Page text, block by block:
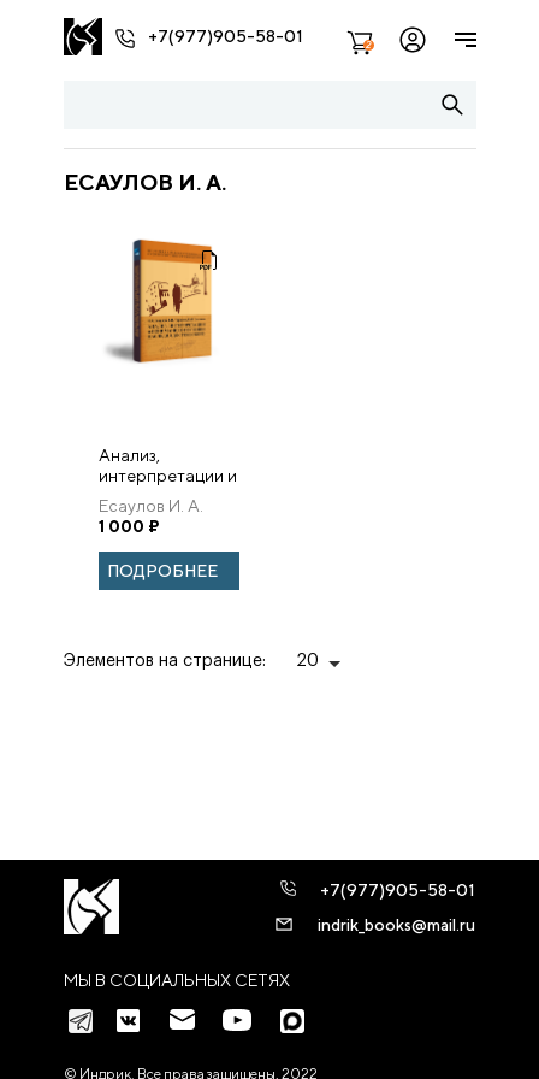
+7(977)905-58-01 2
ЕСАУЛОВ И. А.
Анализ,
интерпретации и
понимание в
изучении
наследия
Достоевского
Есаулов И. А.
1 000 ₽
ПОДРОБНЕЕ
Элементов на странице: 20
МЫ В СОЦИАЛЬНЫХ СЕТЯХ
+7(977)905-58-01
indrik_books@mail.ru
© Индрик. Все права защищены, 2022